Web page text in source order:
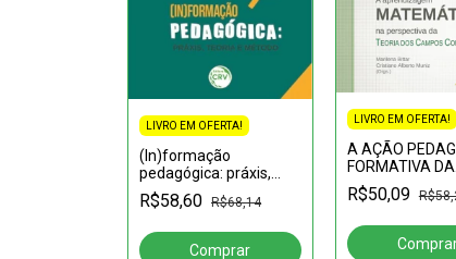
LIVRO EM OFERTA!
(In)formação
pedagógica: práxis,
teoria e método
R$58,60 R$68,14
LIVRO EM OFERTA!
A AÇÃO
FORMATIVA DA
COMPANHIA DE
NA CIDADE DE
1759)
R$50,09